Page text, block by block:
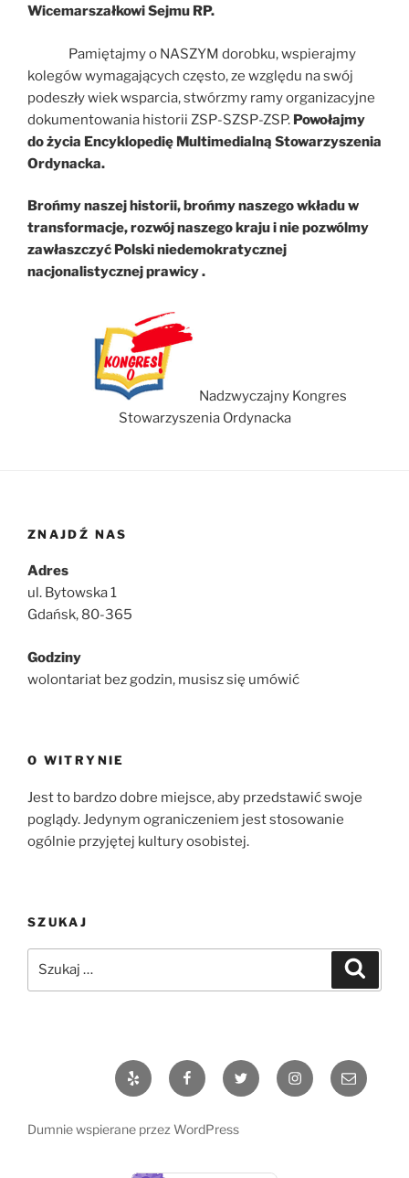
Wicemarszałkowi Sejmu RP.
Pamiętajmy o NASZYM dorobku, wspierajmy
kolegów wymagających często, ze względu na swój
podeszły wiek wsparcia, stwórzmy ramy organizacyjne
dokumentowania historii ZSP-SZSP-ZSP. Powołajmy
do życia Encyklopedię Multimedialną Stowarzyszenia
Ordynacka.
Brońmy naszej historii, brońmy naszego wkładu w
transformacje, rozwój naszego kraju i nie pozwólmy
zawłaszczyć Polski niedemokratycznej
nacjonalistycznej prawicy .
Nadzwyczajny Kongres
Stowarzyszenia Ordynacka
ZNAJDŹ NAS
Adres
ul. Bytowska 1
Gdańsk, 80-365
Godziny
wolontariat bez godzin, musisz się umówić
O WITRYNIE
Jest to bardzo dobre miejsce, aby przedstawić swoje
poglądy. Jedynym ograniczeniem jest stosowanie
ogólnie przyjętej kultury osobistej.
SZUKAJ
Yelp FacebookTwitter InstagramEmail
Dumnie wspierane przez WordPress